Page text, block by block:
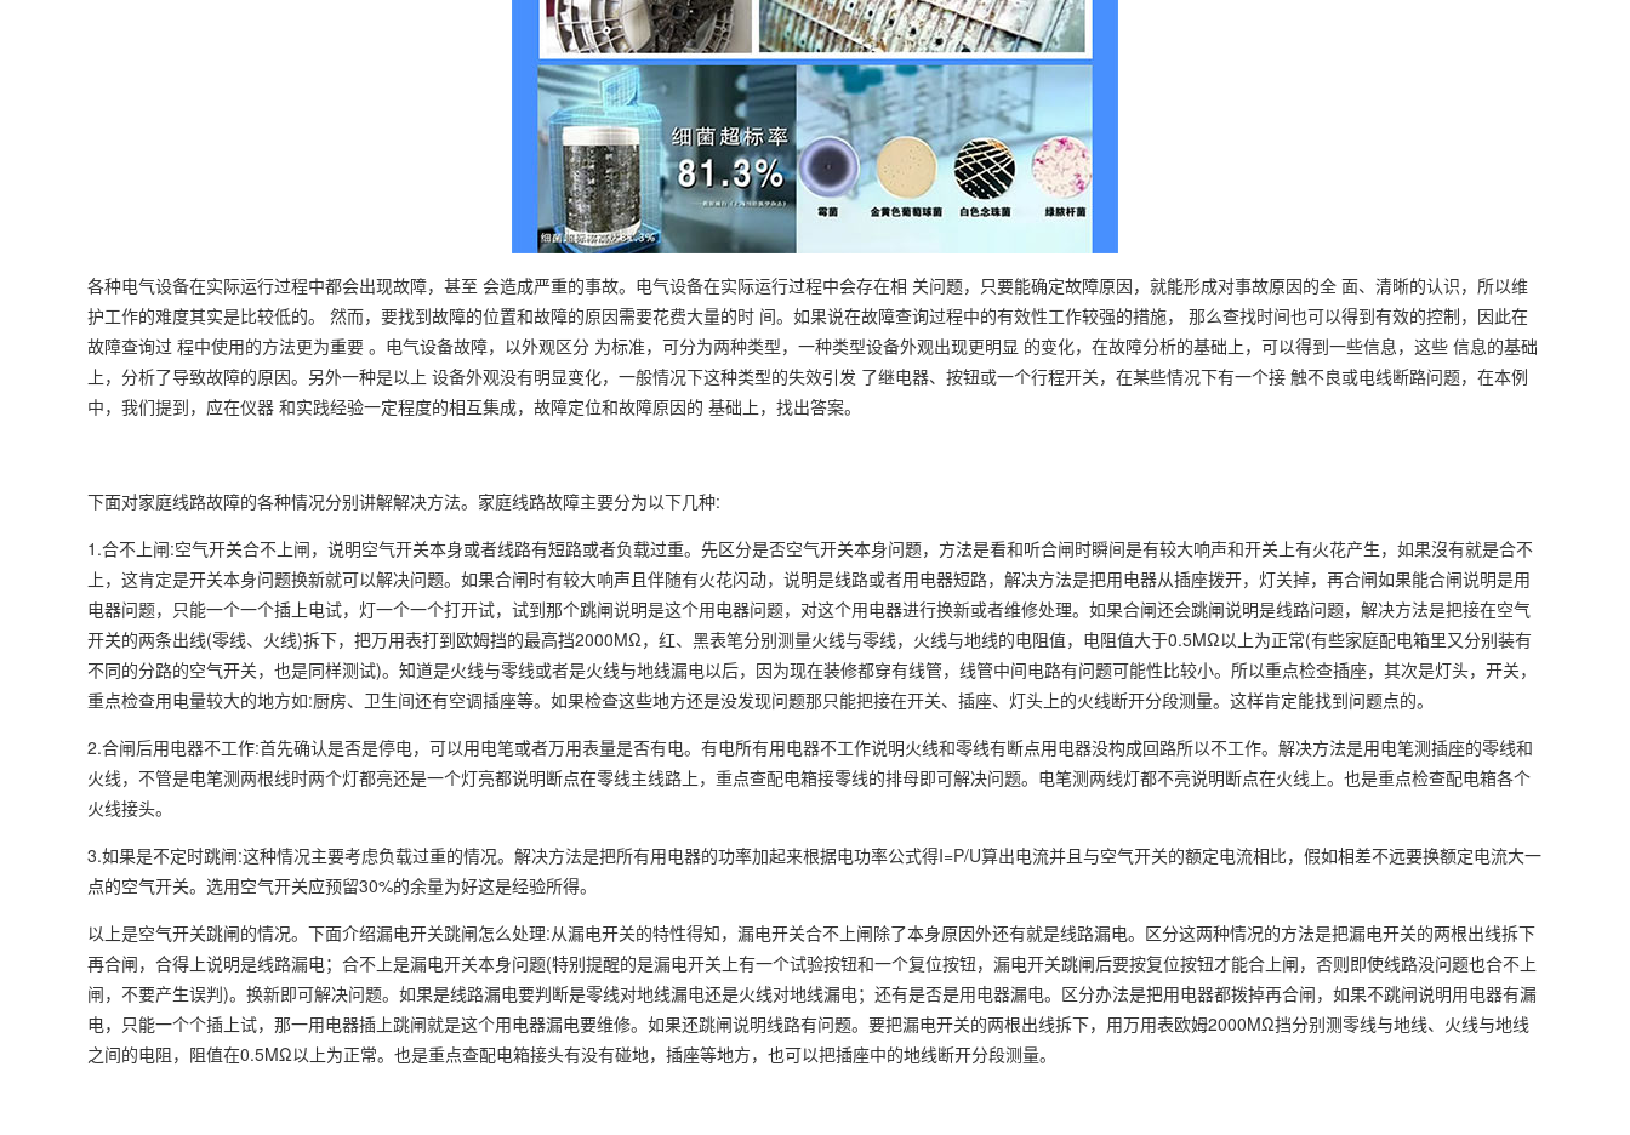
各种电气设备在实际运行过程中都会出现故障，甚至 会造成严重的事故。电气设备在实际运行过程中会存在相 关问题，只要能确定故障原因，就能形成对事故原因的全 面、清晰的认识，所以维
护工作的难度其实是比较低的。 然而，要找到故障的位置和故障的原因需要花费大量的时 间。如果说在故障查询过程中的有效性工作较强的措施， 那么查找时间也可以得到有效的控制，因此在
故障查询过 程中使用的方法更为重要 。电气设备故障，以外观区分 为标准，可分为两种类型，一种类型设备外观出现更明显 的变化，在故障分析的基础上，可以得到一些信息，这些 信息的基础
上，分析了导致故障的原因。另外一种是以上 设备外观没有明显变化，一般情况下这种类型的失效引发 了继电器、按钮或一个行程开关，在某些情况下有一个接 触不良或电线断路问题，在本例
中，我们提到，应在仪器 和实践经验一定程度的相互集成，故障定位和故障原因的 基础上，找出答案。
下面对家庭线路故障的各种情况分别讲解解决方法。家庭线路故障主要分为以下几种:
1.合不上闸:空气开关合不上闸，说明空气开关本身或者线路有短路或者负载过重。先区分是否空气开关本身问题，方法是看和听合闸时瞬间是有较大响声和开关上有火花产生，如果沒有就是合不
上，这肯定是开关本身问题换新就可以解决问题。如果合闸时有较大响声且伴随有火花闪动，说明是线路或者用电器短路，解决方法是把用电器从插座拨开，灯关掉，再合闸如果能合闸说明是用
电器问题，只能一个一个插上电试，灯一个一个打开试，试到那个跳闸说明是这个用电器问题，对这个用电器进行换新或者维修处理。如果合闸还会跳闸说明是线路问题，解决方法是把接在空气
开关的两条出线(零线、火线)拆下，把万用表打到欧姆挡的最高挡2000MΩ，红、黑表笔分别测量火线与零线，火线与地线的电阻值，电阻值大于0.5MΩ以上为正常(有些家庭配电箱里又分别装有
不同的分路的空气开关，也是同样测试)。知道是火线与零线或者是火线与地线漏电以后，因为现在装修都穿有线管，线管中间电路有问题可能性比较小。所以重点检查插座，其次是灯头，开关，
重点检查用电量较大的地方如:厨房、卫生间还有空调插座等。如果检查这些地方还是没发现问题那只能把接在开关、插座、灯头上的火线断开分段测量。这样肯定能找到问题点的。
2.合闸后用电器不工作:首先确认是否是停电，可以用电笔或者万用表量是否有电。有电所有用电器不工作说明火线和零线有断点用电器没构成回路所以不工作。解决方法是用电笔测插座的零线和
火线，不管是电笔测两根线时两个灯都亮还是一个灯亮都说明断点在零线主线路上，重点查配电箱接零线的排母即可解决问题。电笔测两线灯都不亮说明断点在火线上。也是重点检查配电箱各个
火线接头。
3.如果是不定时跳闸:这种情况主要考虑负载过重的情况。解决方法是把所有用电器的功率加起来根据电功率公式得I=P/U算出电流并且与空气开关的额定电流相比，假如相差不远要换额定电流大一
点的空气开关。选用空气开关应预留30%的余量为好这是经验所得。
以上是空气开关跳闸的情况。下面介绍漏电开关跳闸怎么处理:从漏电开关的特性得知，漏电开关合不上闸除了本身原因外还有就是线路漏电。区分这两种情况的方法是把漏电开关的两根出线拆下
再合闸，合得上说明是线路漏电；合不上是漏电开关本身问题(特别提醒的是漏电开关上有一个试验按钮和一个复位按钮，漏电开关跳闸后要按复位按钮才能合上闸，否则即使线路没问题也合不上
闸，不要产生误判)。换新即可解决问题。如果是线路漏电要判断是零线对地线漏电还是火线对地线漏电；还有是否是用电器漏电。区分办法是把用电器都拨掉再合闸，如果不跳闸说明用电器有漏
电，只能一个个插上试，那一用电器插上跳闸就是这个用电器漏电要维修。如果还跳闸说明线路有问题。要把漏电开关的两根出线拆下，用万用表欧姆2000MΩ挡分别测零线与地线、火线与地线
之间的电阻，阻值在0.5MΩ以上为正常。也是重点查配电箱接头有没有碰地，插座等地方，也可以把插座中的地线断开分段测量。